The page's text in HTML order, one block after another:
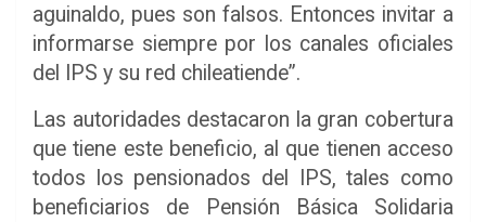
aguinaldo, pues son falsos. Entonces invitar a
informarse siempre por los canales oficiales
del IPS y su red chileatiende”.
Las autoridades destacaron la gran cobertura
que tiene este beneficio, al que tienen acceso
todos los pensionados del IPS, tales como
beneficiarios de Pensión Básica Solidaria